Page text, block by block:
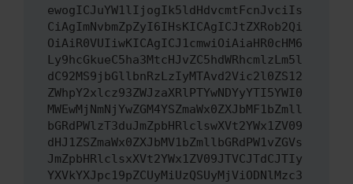
ewogICJuYW1lIjogIk5ldHdvcmtFcnJvciIs
CiAgImNvbmZpZyI6IHsKICAgICJtZXRob2Qi
OiAiR0VUIiwKICAgICJ1cmwiOiAiaHR0cHM6
Ly9hcGkueC5ha3MtcHJvZC5hdWRhcmlzLm5l
dC92MS9jbGllbnRzLzIyMTAvd2Vic2l0ZS12
ZWhpY2xlcz93ZWJzaXRlPTYwNDYyYTI5YWI0
MWEwMjNmNjYwZGM4YSZmaWx0ZXJbMF1bZmll
bGRdPWlzT3duJmZpbHRlclswXVt2YWx1ZV09
dHJ1ZSZmaWx0ZXJbMV1bZmllbGRdPW1vZGVs
JmZpbHRlclsxXVt2YWx1ZV09JTVCJTdCJTIy
YXVkYXJpc19pZCUyMiUzQSUyMjViODNlMzc3